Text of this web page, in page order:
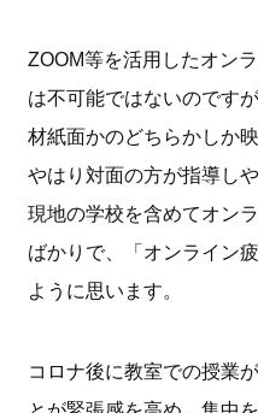
ZOOM等を活用したオン
は不可能ではないのです
材紙面かのどちらかしか
やはり対面の方が指導し
現地の学校を含めてオン
ばかりで、「オンライン
ように思います。
コロナ後に教室での授業